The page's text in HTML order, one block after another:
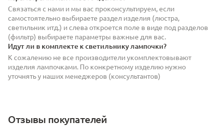
Связаться с нами и мы вас проконсультируем, если
самостоятельно выбираете раздел изделия (люстра,
светильник итд.) и слева откроется поле в виде под разделов
(фильтр) выбираете параметры важные для вас.
Идут ли в комплекте к светильнику лампочки?
К сожалению не все производители укомплектовывают
изделия лампочками. По конкретному изделию нужно
уточнять у наших менеджеров (консультантов)
Отзывы покупателей